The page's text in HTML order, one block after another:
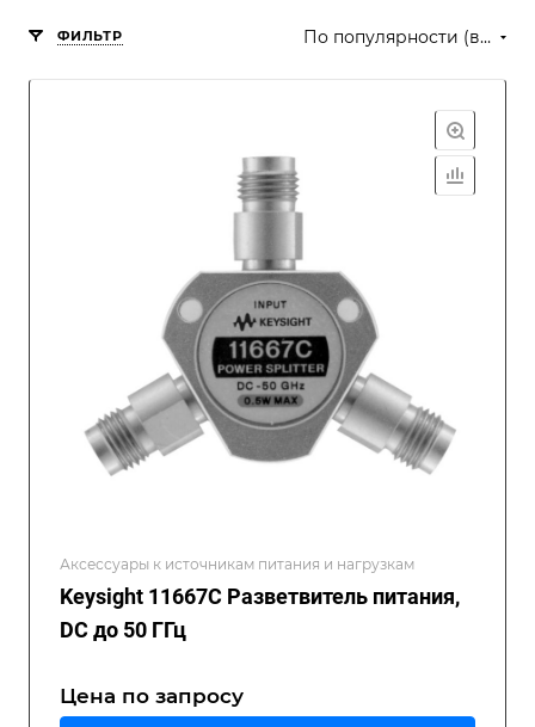
ФИЛЬТР По популярности (возрастание)
Аксессуары к источникам питания и нагрузкам
Keysight 11667C Разветвитель питания,
DC до 50 ГГц
Цена по запросу